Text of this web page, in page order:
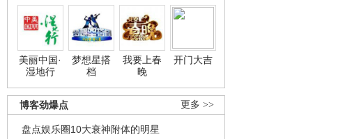
美丽中国·
湿地行
梦想星搭
档
我要上春
晚
开门大吉
更多 >>
博客劲爆点
盘点娱乐圈10大衰神附体的明星